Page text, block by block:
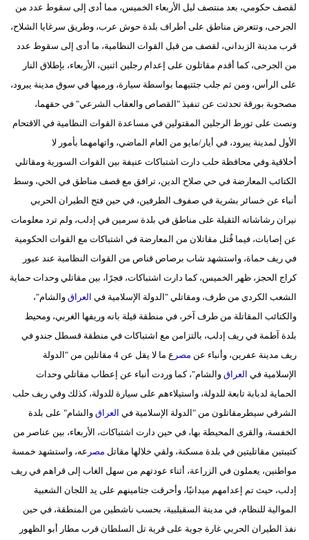
لقصف حكومي، بعد منتصف ليل الأربعاء الخميس، مما أدى إلى سقوط عدد من
الجرحى، وتتعرض مناطق على أطراف بلدة حوش عرب، وطريق سرغايا الشلاح،
قرب مدينة الزبداني، لقصف من قبل القوات النظامية، ما أدى إلى سقوط عدد
من الجرحى، كما أقدم مقاتلون على إعدام رجلين اثنين، الأربعاء، بإطلاق النار
على الرأس، ومن ثم جلب جثتيهما بواسطة سيارة، ورميها في سوق مدينة يبرود،
مصحوبة بورقة تحدثت عن تنفيذ "القصاص والعقاب الشرعي" في حقهما،
ونصت على تورط الرجلين المقتولين في مساعدة القوات النظامية في الاقتحام
الأول لمدينة يبرود، في أيار/مايو من العام الماضي، واتهامهما بأمور لا
أخلاقية.وفي محافظة حلب دارت اشتباكات عنيفة بين القوات السورية ومقاتلي
الكتائب المعارضة في حي صلاح الدين، ترافق مع قصف مناطق في الحي، وسط
أنباء عن خسائر بشرية في صفوف الطرفين، في حين فتح الطيران الحربي
نيران رشاشاته الثقيلة على مناطق في بلدة سرمين في إدلب، ولم ترد معلومات
عن إصابات، فيما قُتل مقاتلان من المعارضة في اشتباكات مع القوات الحكومية
في ريف حماة، واستشهد شاب برصاص قناص من القوات النظامية عند عبور
كراج الحجز، ظهر الخميس، كما دارت اشتباكات، فجرًا، بين مقاتلي وحدات حماية
الشعب الكردي من طرف، ومقاتلي "الدولة الإسلامية في العراق والشام"،
والكتائب المقاتلة من طرف آخر، في منطقة قيلة بانه وريفها الغربي، ومحيط
بلدة آطمة في ريف إدلب، بالتزامن مع اشتباكات في منطقة قسطل جندو في
ريف مدينة عفرين، وأنباء عن مصر
ع ما لا يقل عن 4 مقاتلين من "الدولة
الإسلامية في العراق والشام"، كما وردت أنباء عن إعطاب مقاتلي وحدات
الحماية لدبابة تابعة للدولة، واستيلاءهم على سيارة للدولة، كذلك وفي ريف حلب
الشرقي سيطرمقاتلون من "الدولة الإسلامية في العراق والشام" على بلدة
الخفسة، والقرى المحيطة بها، في حين دارت اشتباكات، الأربعاء، بين عناصر من
كتيبتين مقاتليتين في بلدة مسكنة، ولقي خلالها مقاتل مصر عه، واستشهد خمسة
مواطنين، يعملون في الزراعة، أثناء عودتهم من سهل الغاب إلى قراهم في ريف
إدلب، حيث تم إعدامهم ميدانيًا، وأحرقت جثامينهم على يد اللجان الشعبية
الموالية للنظام، في مدينة السقيلبية، بحسب ناشطين من المنطقة، في حين
نفذ الطيران الحربي غارة جوية على قرية تل السلطان قرب مطار أبو الظهور